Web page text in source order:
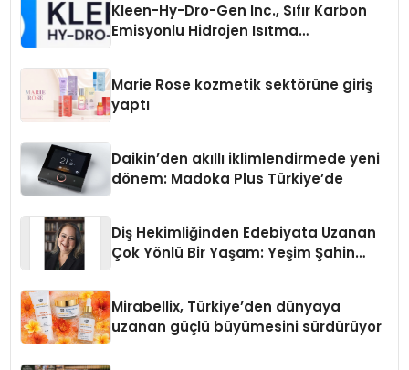
Kleen-Hy-Dro-Gen Inc., Sıfır Karbon
Emisyonlu Hidrojen Isıtma
Marie Rose kozmetik sektörüne giriş
yaptı
Daikin’den akıllı iklimlendirmede yeni
dönem: Madoka Plus Türkiye’de
Diş Hekimliğinden Edebiyata Uzanan
Çok Yönlü Bir Yaşam: Yeşim Şahin
Mirabellix, Türkiye’den dünyaya
uzanan güçlü büyümesini sürdürüyor